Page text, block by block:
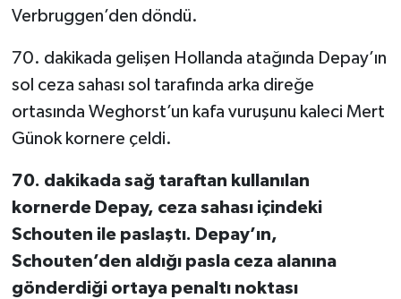
Verbruggen’den döndü.
70. dakikada gelişen Hollanda atağında Depay’ın
sol ceza sahası sol tarafında arka direğe
ortasında Weghorst’un kafa vuruşunu kaleci Mert
Günok kornere çeldi.
70. dakikada sağ taraftan kullanılan
kornerde Depay, ceza sahası içindeki
Schouten ile paslaştı. Depay’ın,
Schouten’den aldığı pasla ceza alanına
gönderdiği ortaya penaltı noktası